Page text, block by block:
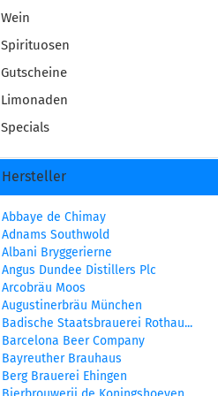
Wein
Spirituosen
Gutscheine
Limonaden
Specials
Hersteller
Abbaye de Chimay
Adnams Southwold
Albani Bryggerierne
Angus Dundee Distillers Plc
Arcobräu Moos
Augustinerbräu München
Badische Staatsbrauerei Rothau...
Barcelona Beer Company
Bayreuther Brauhaus
Berg Brauerei Ehingen